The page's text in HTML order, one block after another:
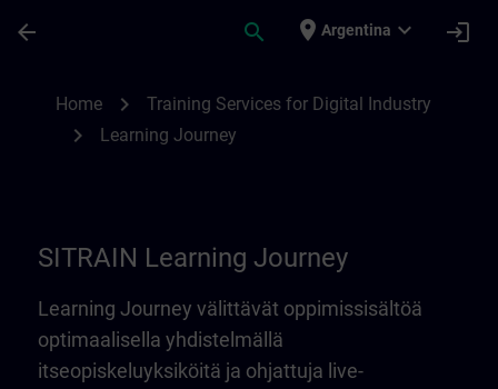
arrow_back search place Argentina expand_more login
Home chevron_right Training Services for Digital Industry
chevron_right Learning Journey
SITRAIN Learning Journey
Learning Journey välittävät oppimissisältöä
optimaalisella yhdistelmällä
itseopiskeluyksiköitä ja ohjattuja live-